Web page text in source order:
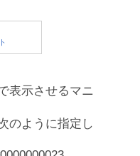
表示させるマニ
のように指定し